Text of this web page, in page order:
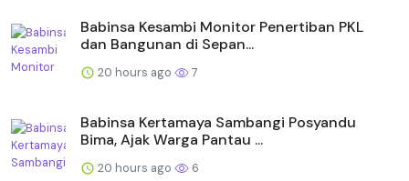
Babinsa Kesambi Monitor Penertiban PKL
dan Bangunan di Sepan...
20 hours ago 7
Babinsa Kertamaya Sambangi Posyandu
Bima, Ajak Warga Pantau ...
20 hours ago 6